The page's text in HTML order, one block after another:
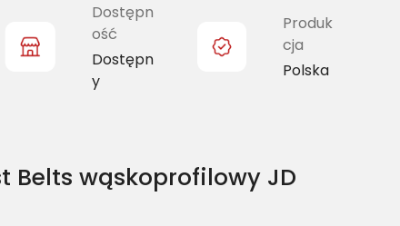
Dostępn
ość
Dostępn
y
Produk
cja
Polska
Belts wąskoprofilowy JD